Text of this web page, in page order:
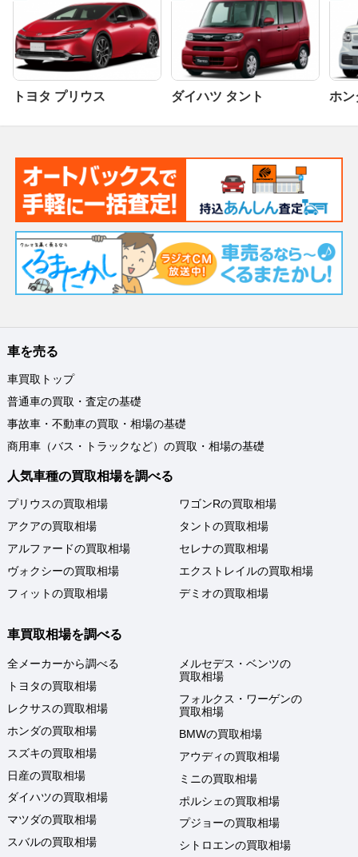
トヨタ プリウス ダイハツ タント ホン
車を売る
車買取トップ
普通車の買取・査定の基礎
事故車・不動車の買取・相場の基礎
商用車（バス・トラックなど）の買取・相場の基礎
人気車種の買取相場を調べる
プリウスの買取相場
アクアの買取相場
アルファードの買取相場
ヴォクシーの買取相場
フィットの買取相場
ワゴンRの買取相場
タントの買取相場
セレナの買取相場
エクストレイルの買取相場
デミオの買取相場
車買取相場を調べる
全メーカーから調べる
トヨタの買取相場
レクサスの買取相場
ホンダの買取相場
スズキの買取相場
日産の買取相場
ダイハツの買取相場
マツダの買取相場
スバルの買取相場
メルセデス・ベンツの
買取相場
フォルクス・ワーゲンの
買取相場
BMWの買取相場
アウディの買取相場
ミニの買取相場
ポルシェの買取相場
プジョーの買取相場
シトロエンの買取相場